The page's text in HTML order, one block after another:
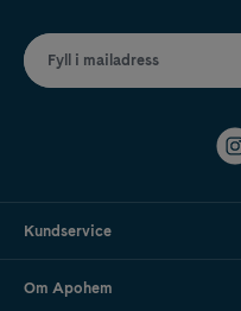
Fyll i mailadress
Kundservice
Om Apohem